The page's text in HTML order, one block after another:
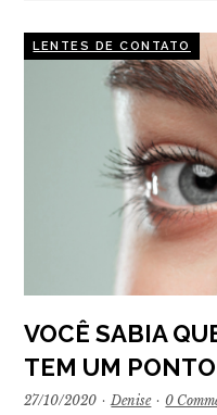
LENTES DE CONTATO
VOCÊ SABIA
TEM UM
27/10/2020 · Denise · 0